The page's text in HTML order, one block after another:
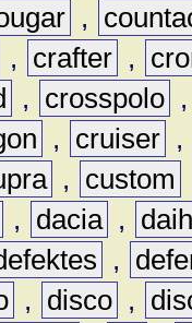
,
, crafter ,
, crosspolo
, cruiser ,
, custom
, dacia ,
,
, disco ,